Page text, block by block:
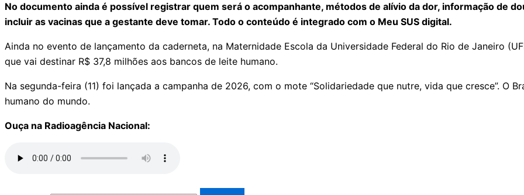
No documento ainda é possível registrar quem será o acompanhante, métodos de alívio da dor, informação de
incluir as vacinas que a gestante deve tomar. Todo o conteúdo é integrado com o Meu SUS digital.
Ainda no evento de lançamento da caderneta, na Maternidade Escola da Universidade Federal do Rio de Janeiro
que vai destinar R$ 37,8 milhões aos bancos de leite humano.
Na segunda-feira (11) foi lançada a campanha de 2026, com o mote “Solidariedade que nutre, vida que cresce”. O
humano do mundo.
Ouça na Radioagência Nacional: